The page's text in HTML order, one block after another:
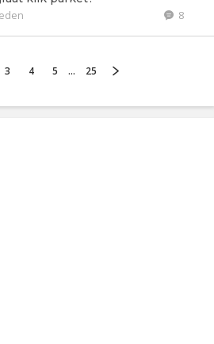
8
3 4 5 ... 25